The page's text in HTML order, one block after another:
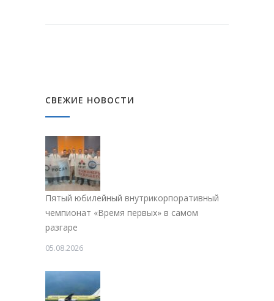
СВЕЖИЕ НОВОСТИ
Пятый юбилейный внутрикорпоративный
чемпионат «Время первых» в самом
разгаре
05.08.2026